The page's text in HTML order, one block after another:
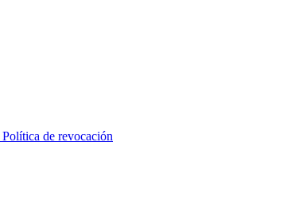
Política de revocación